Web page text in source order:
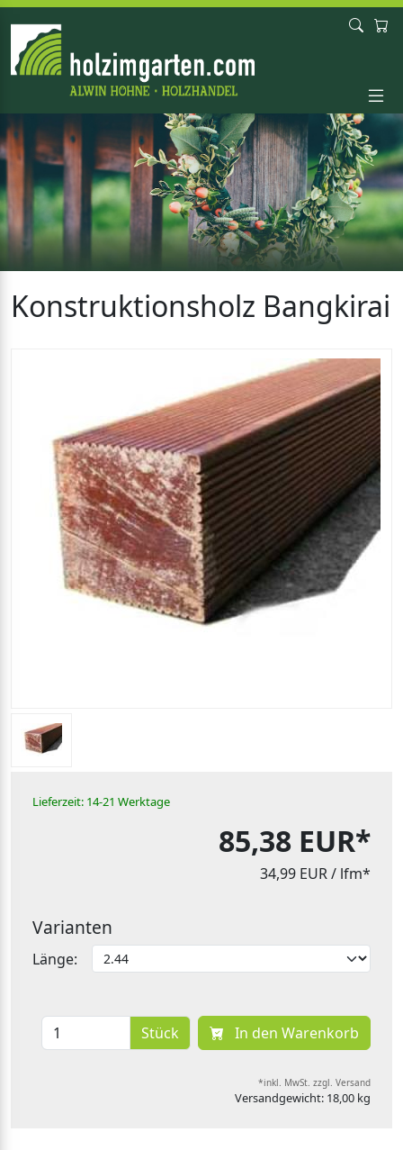
Konstruktionsholz Bangkirai
Lieferzeit: 14-21 Werktage
85,38 EUR*
34,99 EUR/ lfm*
Varianten
Länge:
Stück In den Warenkorb
*inkl. MwSt. zzgl. Versand
Versandgewicht: 18,00 kg